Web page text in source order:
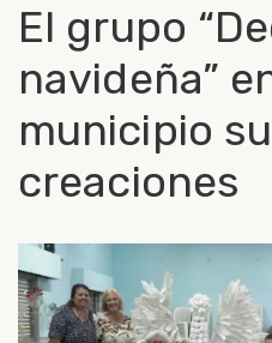
El grupo
navideña”
municipio
creaciones